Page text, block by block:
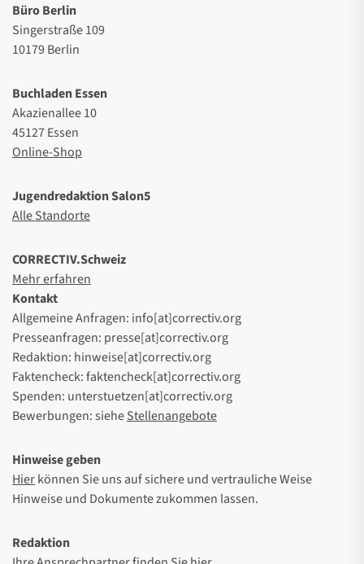
Büro Berlin
Singerstraße 109
10179 Berlin
Buchladen Essen
Akazienallee 10
45127 Essen
Online-Shop
Jugendredaktion Salon5
Alle Standorte
CORRECTIV.Schweiz
Mehr erfahren
Kontakt
Allgemeine Anfragen: info[at]correctiv.org
Presseanfragen: presse[at]correctiv.org
Redaktion: hinweise[at]correctiv.org
Faktencheck: faktencheck[at]correctiv.org
Spenden: unterstuetzen[at]correctiv.org
Bewerbungen: sieheStellenangebote
Hinweise geben
Hierkönnen Sie uns auf sichere und vertrauliche Weise
Hinweise und Dokumente zukommen lassen.
Redaktion